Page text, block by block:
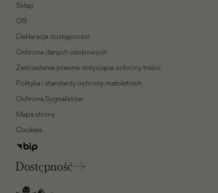
Sklep
GIS
Deklaracja dostępności
Ochrona danych osobowych
Zastrzeżenie prawne dotyczące ochrony treści
Polityka i standardy ochrony małoletnich
Ochrona Sygnalistów
Mapa strony
Cookies
Dostępność